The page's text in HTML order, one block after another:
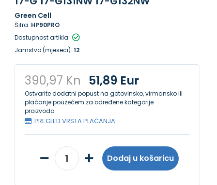
Green Cell
Šifra: HP90PRO
Dostupnost artikla:
Jamstvo (mjeseci): 12
390,97 Kn 51,89 Eur
Ostvarite dodatni popust na gotovinsko, virmansko ili
plaćanje pouzećem za određene kategorije
proizvoda
PREGLED VRSTA PLAĆANJA
Dodaj u košaricu